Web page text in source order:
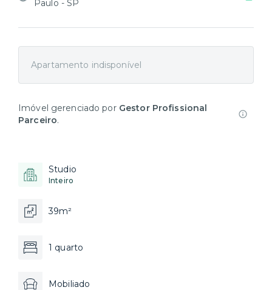
Paulo - SP
Apartamento indisponível
Imóvel gerenciado por Gestor Profissional
Parceiro.
Studio
Inteiro
39m²
1 quarto
Mobiliado